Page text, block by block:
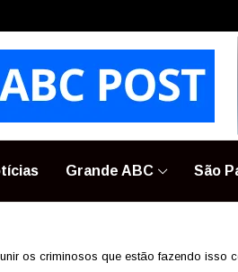
Grande ABC São
os criminosos que estão fazendo isso